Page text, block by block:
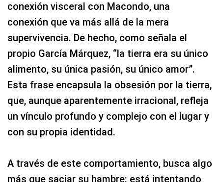
conexión visceral con Macondo, una
conexión que va más allá de la mera
supervivencia. De hecho, como señala el
propio García Márquez, “la tierra era su único
alimento, su única pasión, su único amor”.
Esta frase encapsula la obsesión por la tierra,
que, aunque aparentemente irracional, refleja
un vínculo profundo y complejo con el lugar y
con su propia identidad.
A través de este comportamiento, busca algo
más que saciar su hambre: está intentando